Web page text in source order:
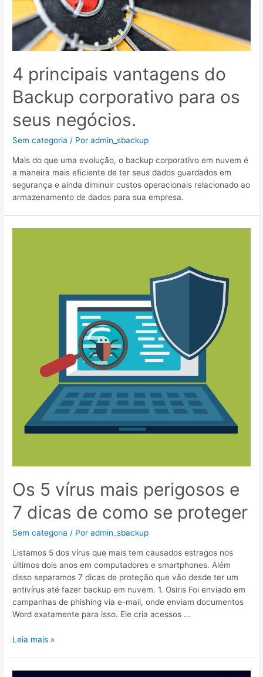
4 principais vantagens do
Backup corporativo para os
seus negócios.
Sem categoria / Poradmin_sbackup
Mais do que uma evolução, o backup corporativo em nuvem é
a maneira mais eficiente de ter seus dados guardados em
segurança e ainda diminuir custos operacionais relacionado ao
armazenamento de dados para sua empresa.
Os 5 vírus mais perigosos e
7 dicas de como se proteger
Sem categoria / Poradmin_sbackup
Listamos 5 dos vírus que mais tem causados estragos nos
últimos dois anos em computadores e smartphones. Além
disso separamos 7 dicas de proteção que vão desde ter um
antivírus até fazer backup em nuvem. 1. Osiris Foi enviado em
campanhas de phishing via e-mail, onde enviam documentos
Word exatamente para isso. Ele cria acessos …
proteger
Leia mais »